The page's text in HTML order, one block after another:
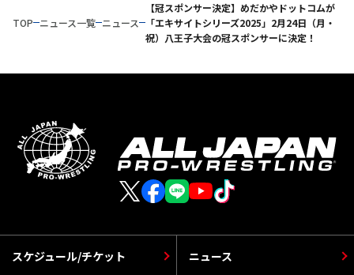
TOP ニュース一覧 ニュース
【冠スポンサー決定】めだかやドットコムが
「エキサイトシリーズ2025」2月24日（月・
祝）八王子大会の冠スポンサーに決定！
スケジュール/チケット ニュース